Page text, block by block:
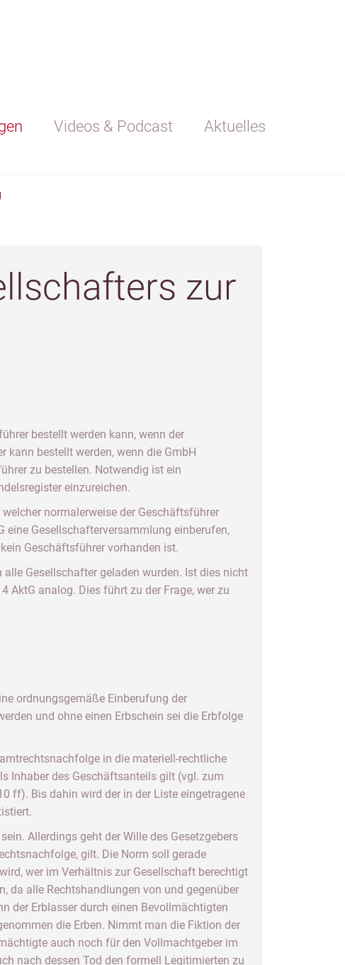
Videos & Podcast
Aktuelles
zur
bestellt werden kann, wenn der
bestellt werden, wenn die GmbH
zu bestellen. Notwendig ist ein
einzureichen.
normalerweise der Geschäftsführer
eine Gesellschafterversammlung einberufen,
Geschäftsführer vorhanden ist.
Gesellschafter geladen wurden. Ist dies nicht
AktG analog. Dies führt zu der Frage, wer zu
ordnungsgemäße Einberufung der
und ohne einen Erbschein sei die Erbfolge
in die materiell-rechtliche
Inhaber des Geschäftsanteils gilt (vgl. zum
ff). Bis dahin wird der in der Liste eingetragene
Allerdings geht der Wille des Gesetzgebers
gilt. Die Norm soll gerade
wer im Verhältnis zur Gesellschaft berechtigt
da alle Rechtshandlungen von und gegenüber
der Erblasser durch einen Bevollmächtigten
die Erben. Nimmt man die Fiktion der
auch noch für den Vollmachtgeber im
nach dessen Tod den formell Legitimierten zu